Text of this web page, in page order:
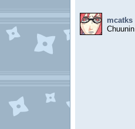
mcatks
Chuunin